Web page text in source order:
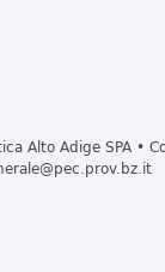
Alto Adige SPA •